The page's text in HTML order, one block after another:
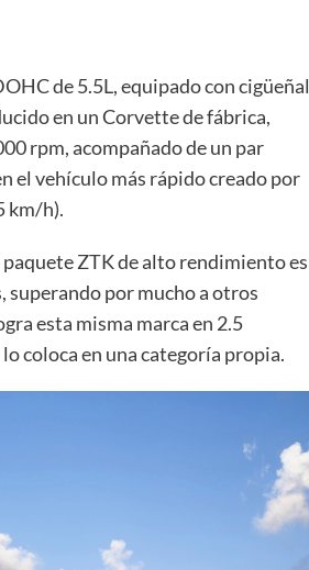
de 5.5L, equipado con cigüeñal
en un Corvette de fábrica,
rpm, acompañado de un par
el vehículo más rápido creado por
km/h).
ZTK de alto rendimiento es
superando por mucho a otros
esta misma marca en 2.5
coloca en una categoría propia.